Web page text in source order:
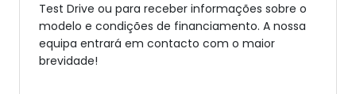
Test Drive ou para receber informações sobre o
modelo e condições de financiamento. A nossa
equipa entrará em contacto com o maior
brevidade!